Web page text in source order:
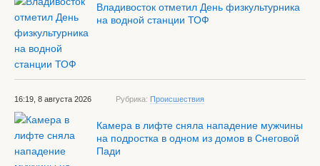
Владивосток отметил День физкультурника
на водной станции ТОФ
16:19, 8 августа 2026 Рубрика: Происшествия
Камера в лифте сняла нападение мужчины
на подростка в одном из домов в Снеговой
Пади